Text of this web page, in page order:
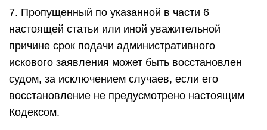
7. Пропущенный по указанной в части 6
настоящей статьи или иной уважительной
причине срок подачи административного
искового заявления может быть восстановлен
судом, за исключением случаев, если его
восстановление не предусмотрено настоящим
Кодексом.